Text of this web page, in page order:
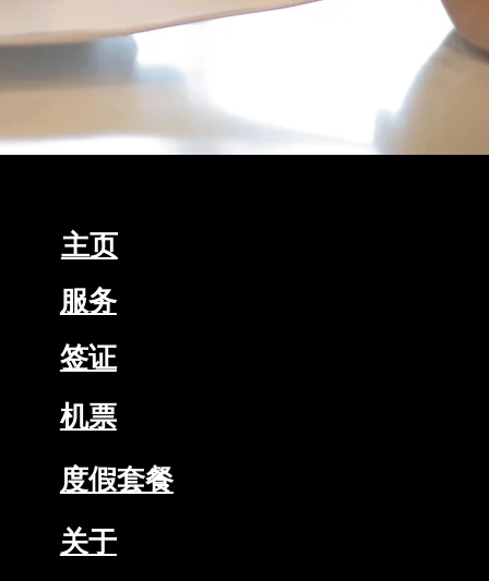
主页
服务
签证
机票
度假套餐
关于